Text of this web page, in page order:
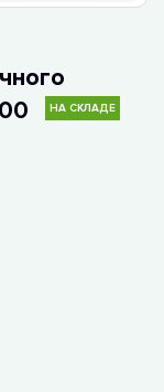
НА СКЛАДЕ